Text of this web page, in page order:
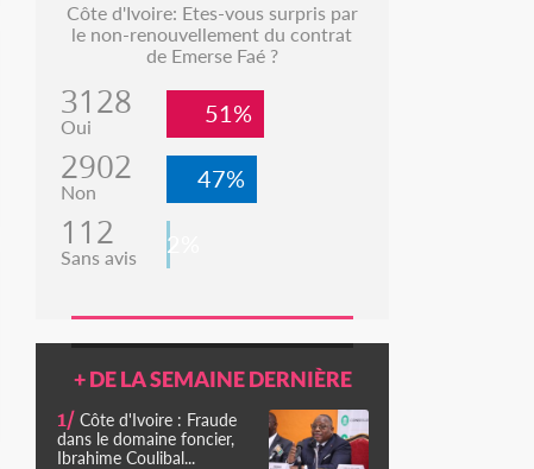
Côte d'Ivoire: Etes-vous surpris par
le non-renouvellement du contrat
de Emerse Faé ?
3128
Oui 51%
2902
Non 47%
112
Sans avis 2%
+ DE LA SEMAINE DERNIÈRE
1/ Côte d'Ivoire : Fraude
dans le domaine foncier,
Ibrahime Coulibal...